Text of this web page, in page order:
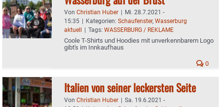
Von Christian Huber | Mi. 28.7.2021 -
15:35 | Kategorien: Schaufenster, Wasserburg
aktuell | Tags: WASSERBURG / REKLAME
Coole T-Shirts und Hoodies mit unverkennbarem Logo
gibt's im Innkaufhaus
0
Italien von seiner leckersten Seite
Von Christian Huber | Sa. 19.6.2021 -